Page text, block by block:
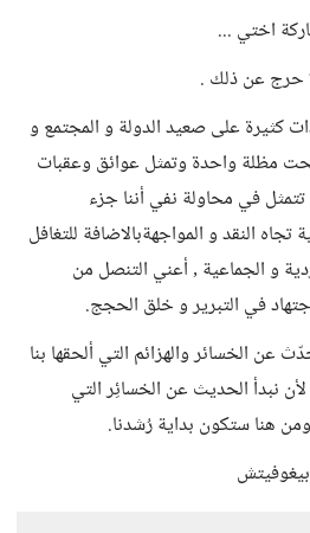
اختي ...
حرج عن ذلك .
كثيرة على صعيد الدولة و المجتمع و
مظلة واحدة وتمثل عوائق وعقبات
تتمثل في محاولة نفي أننا جزء
النقد و المواجهةبالاضافة للتغافل
عن محاسبة الذات الفردية و الجماعية ٫ أعني التنصل من
في التبرير و خلق الحجج.
عن الخسائر والهزائم التي ألحقها بنا
نبدأ الحديث عن الخسائِر التي
هنا ستكون بداية رُشدنا.